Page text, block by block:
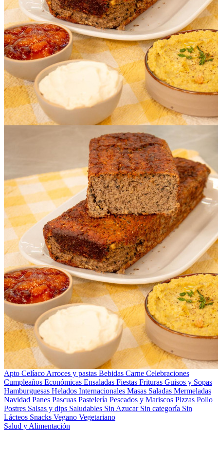
Apto Celíaco Arroces y pastas Bebidas Carne Celebraciones
Cumpleaños Económicas Ensaladas Fiestas Frituras Guisos y Sopas
Hamburguesas Helados Internacionales Masas Saladas Mermeladas
Navidad Panes Pascuas Pastelería Pescados y Mariscos Pizzas Pollo
Postres Salsas y dips Saludables Sin Azucar Sin categoría Sin
Lácteos Snacks Vegano Vegetariano
Salud y Alimentación